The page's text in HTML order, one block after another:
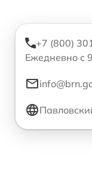
+7 (800)
Ежедневно с